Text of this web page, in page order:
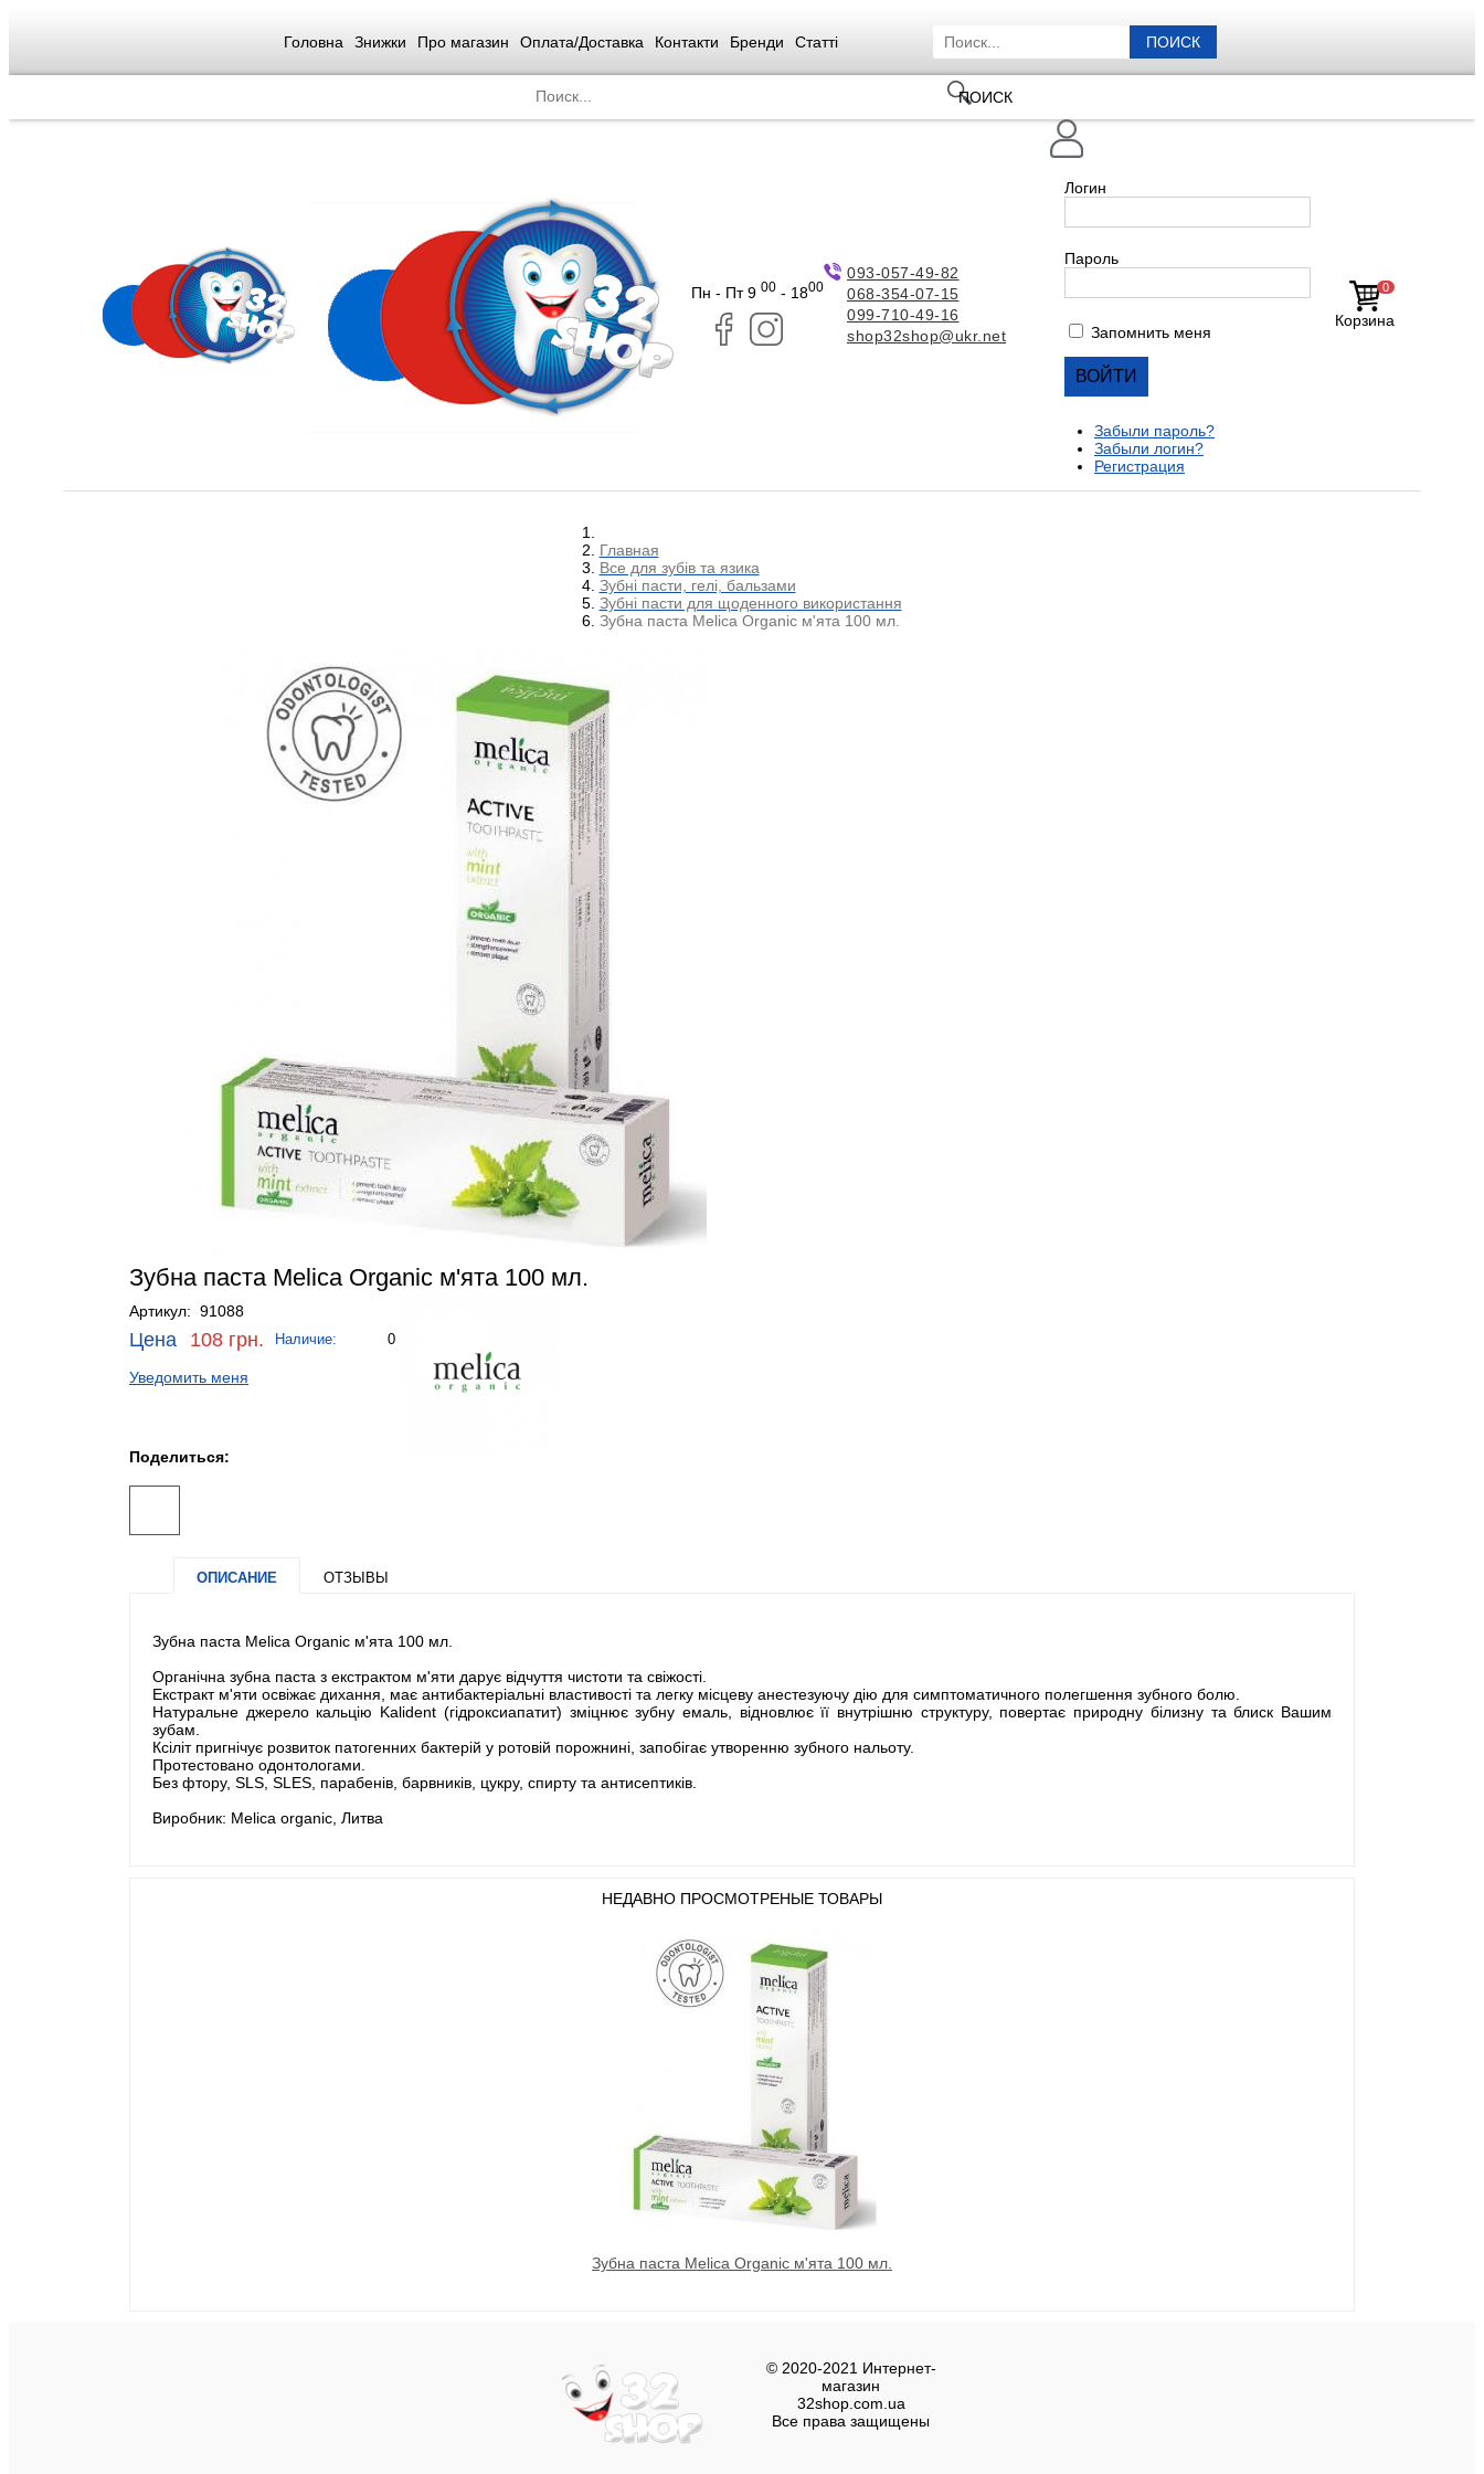
Головна Знижки Про магазин Оплата/Доставка Контакти Бренди Статті ПОИСК
ПОИСК
Пн - Пт 9 00 - 1800
093-057-49-82
068-354-07-15
099-710-49-16
shop32shop@ukr.net
0
Корзина
Логин
Пароль
Запомнить меня
Забыли пароль?
Забыли логин?
Регистрация
Главная
Все для зубів та язика
Зубні пасти, гелі, бальзами
Зубні пасти для щоденного використання
Зубна паста Melica Organic м'ята 100 мл.
Зубна паста Melica Organic м'ята 100 мл.
Артикул: 91088
Цена 108 грн. Наличие: 0
Уведомить меня
Поделиться:
ОПИСАНИЕ ОТЗЫВЫ
Зубна паста Melica Organic м'ята 100 мл.
Органічна зубна паста з екстрактом м'яти дарує відчуття чистоти та свіжості.
Екстракт м'яти освіжає дихання, має антибактеріальні властивості та легку місцеву анестезуючу дію для симптоматичного полегшення зубного болю.
Натуральне джерело кальцію Kalident (гідроксиапатит) зміцнює зубну емаль, відновлює її внутрішню структуру, повертає природну білизну та блиск Вашим
зубам.
Ксіліт пригнічує розвиток патогенних бактерій у ротовій порожнині, запобігає утворенню зубного нальоту.
Протестовано одонтологами.
Без фтору, SLS, SLES, парабенів, барвників, цукру, спирту та антисептиків.
Виробник: Melica organic, Литва
НЕДАВНО ПРОСМОТРЕНЫЕ ТОВАРЫ
Зубна паста Melica Organic м'ята 100 мл.
© 2020-2021 Интернет-
магазин
32shop.com.ua
Все права защищены